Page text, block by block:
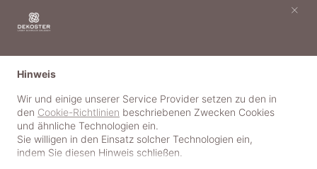
Hinweis
Wir und einige unserer Service Provider setzen zu den in
den Cookie-Richtlinien beschriebenen Zwecken Cookies
und ähnliche Technologien ein.
Sie willigen in den Einsatz solcher Technologien ein,
indem Sie diesen Hinweis schließen.
×